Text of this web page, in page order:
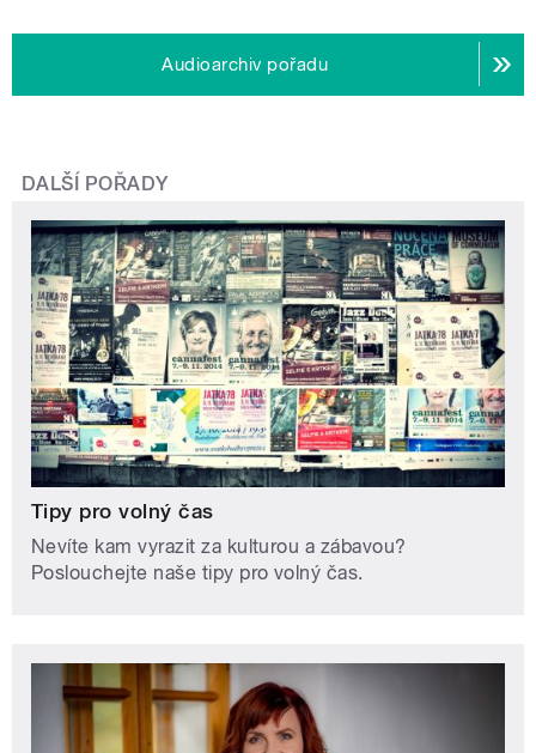
Audioarchiv pořadu
DALŠÍ POŘADY
Tipy pro volný čas
Nevíte kam vyrazit za kulturou a zábavou?
Poslouchejte naše tipy pro volný čas.